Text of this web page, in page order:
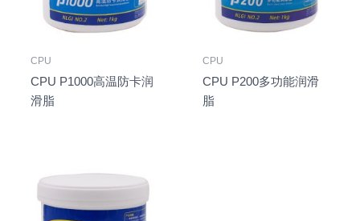
CPU
CPU P1000高温防卡润
滑脂
CPU
CPU P200多功能润滑
脂